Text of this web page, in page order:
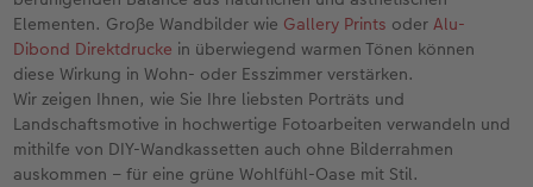
Kundenbeispiele
Webinare
CEWE myPhotos
Neuheiten
Extras
hexxas
Willkommensschild
Wandgestaltung
Fotokarten
Postkarten
Karte mit Einsteckfoto
Haustierwelt
Geschenkideen
Kundenbeispiele
Elementen. Große Wandbilder wie Gallery Prints oderAlu-
Dibond Direktdrucke in überwiegend warmen Tönen können
diese Wirkung in Wohn- oder Esszimmer verstärken.
Wir zeigen Ihnen, wie Sie Ihre liebsten Porträts und
Landschaftsmotive in hochwertige Fotoarbeiten verwandeln und
mithilfe von DIY-Wandkassetten auch ohne Bilderrahmen
auskommen – für eine grüne Wohlfühl-Oase mit Stil.